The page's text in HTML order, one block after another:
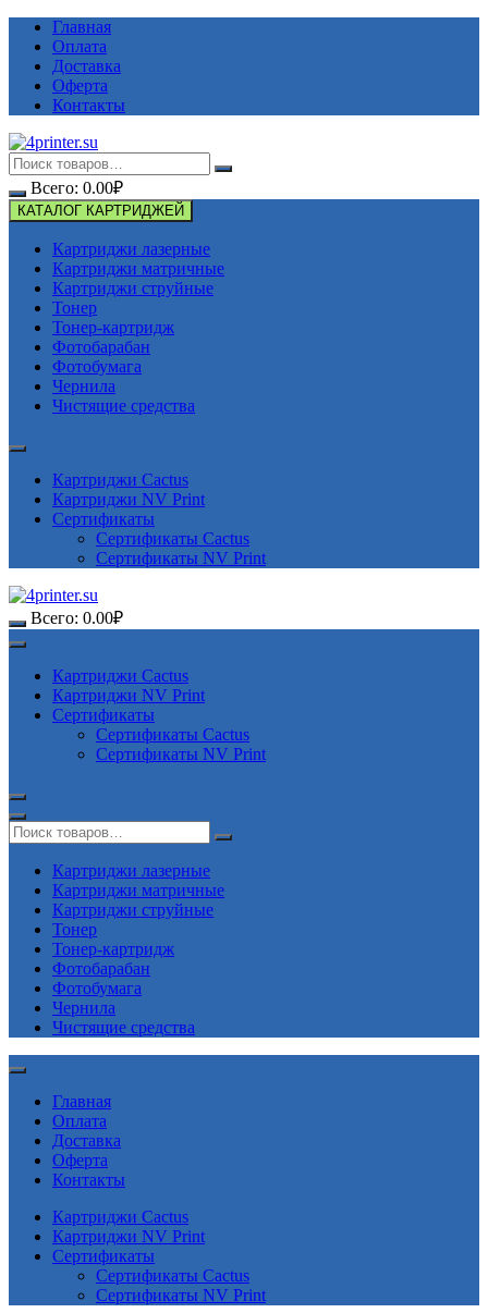
Перейти
содержимому
Главная
Оплата
Доставка
Оферта
Контакты
Всего: 0.00₽
КАТАЛОГ КАРТРИДЖЕЙ
Картриджи лазерные
Картриджи матричные
Картриджи струйные
Тонер
Тонер-картридж
Фотобарабан
Фотобумага
Чернила
Чистящие средства
Картриджи Cactus
Картриджи NV Print
Сертификаты
Сертификаты Cactus
Сертификаты NV Print
Всего: 0.00₽
Картриджи Cactus
Картриджи NV Print
Сертификаты
Сертификаты Cactus
Сертификаты NV Print
Картриджи лазерные
Картриджи матричные
Картриджи струйные
Тонер
Тонер-картридж
Фотобарабан
Фотобумага
Чернила
Чистящие средства
Главная
Оплата
Доставка
Оферта
Контакты
Картриджи Cactus
Картриджи NV Print
Сертификаты
Сертификаты Cactus
Сертификаты NV Print